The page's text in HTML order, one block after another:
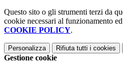
Questo sito o gli strumenti terzi da
cookie necessari al funzionamento
COOKIE POLICY.
Personalizza Rifiuta tutti i cookies
Gestione cookie